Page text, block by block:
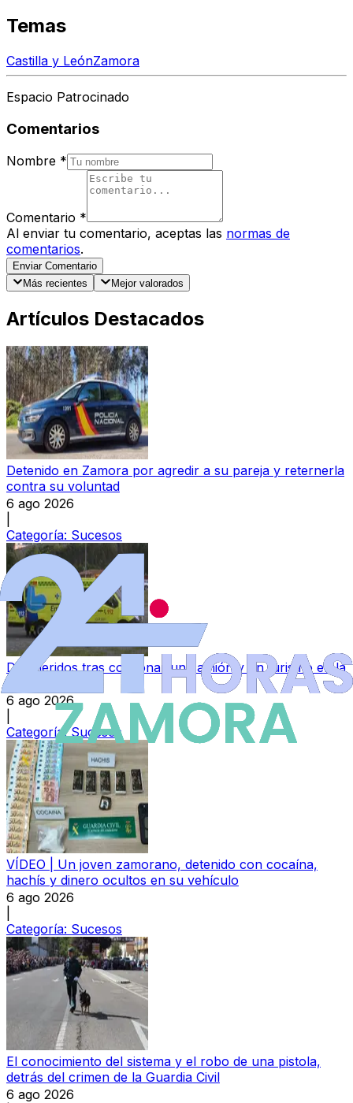
Temas
Castilla y LeónZamora
Espacio Patrocinado
Comentarios
Nombre *
Comentario *
Al enviar tu comentario, aceptas las normas de
comentarios.
Enviar Comentario
Más recientes
Mejor valorados
Artículos Destacados
Detenido en Zamora por agredir a su pareja y reternerla
contra su voluntad
6 ago 2026
Categoría: Sucesos
Dos heridos tras colisionar un camión y un turismo en la
N-525
6 ago 2026
Categoría:Sucesos
VÍDEO | Un joven zamorano, detenido con cocaína,
hachís y dinero ocultos en su vehículo
6 ago 2026
Categoría: Sucesos
El conocimiento del sistema y el robo de una pistola,
detrás del crimen de la Guardia Civil
6 ago 2026